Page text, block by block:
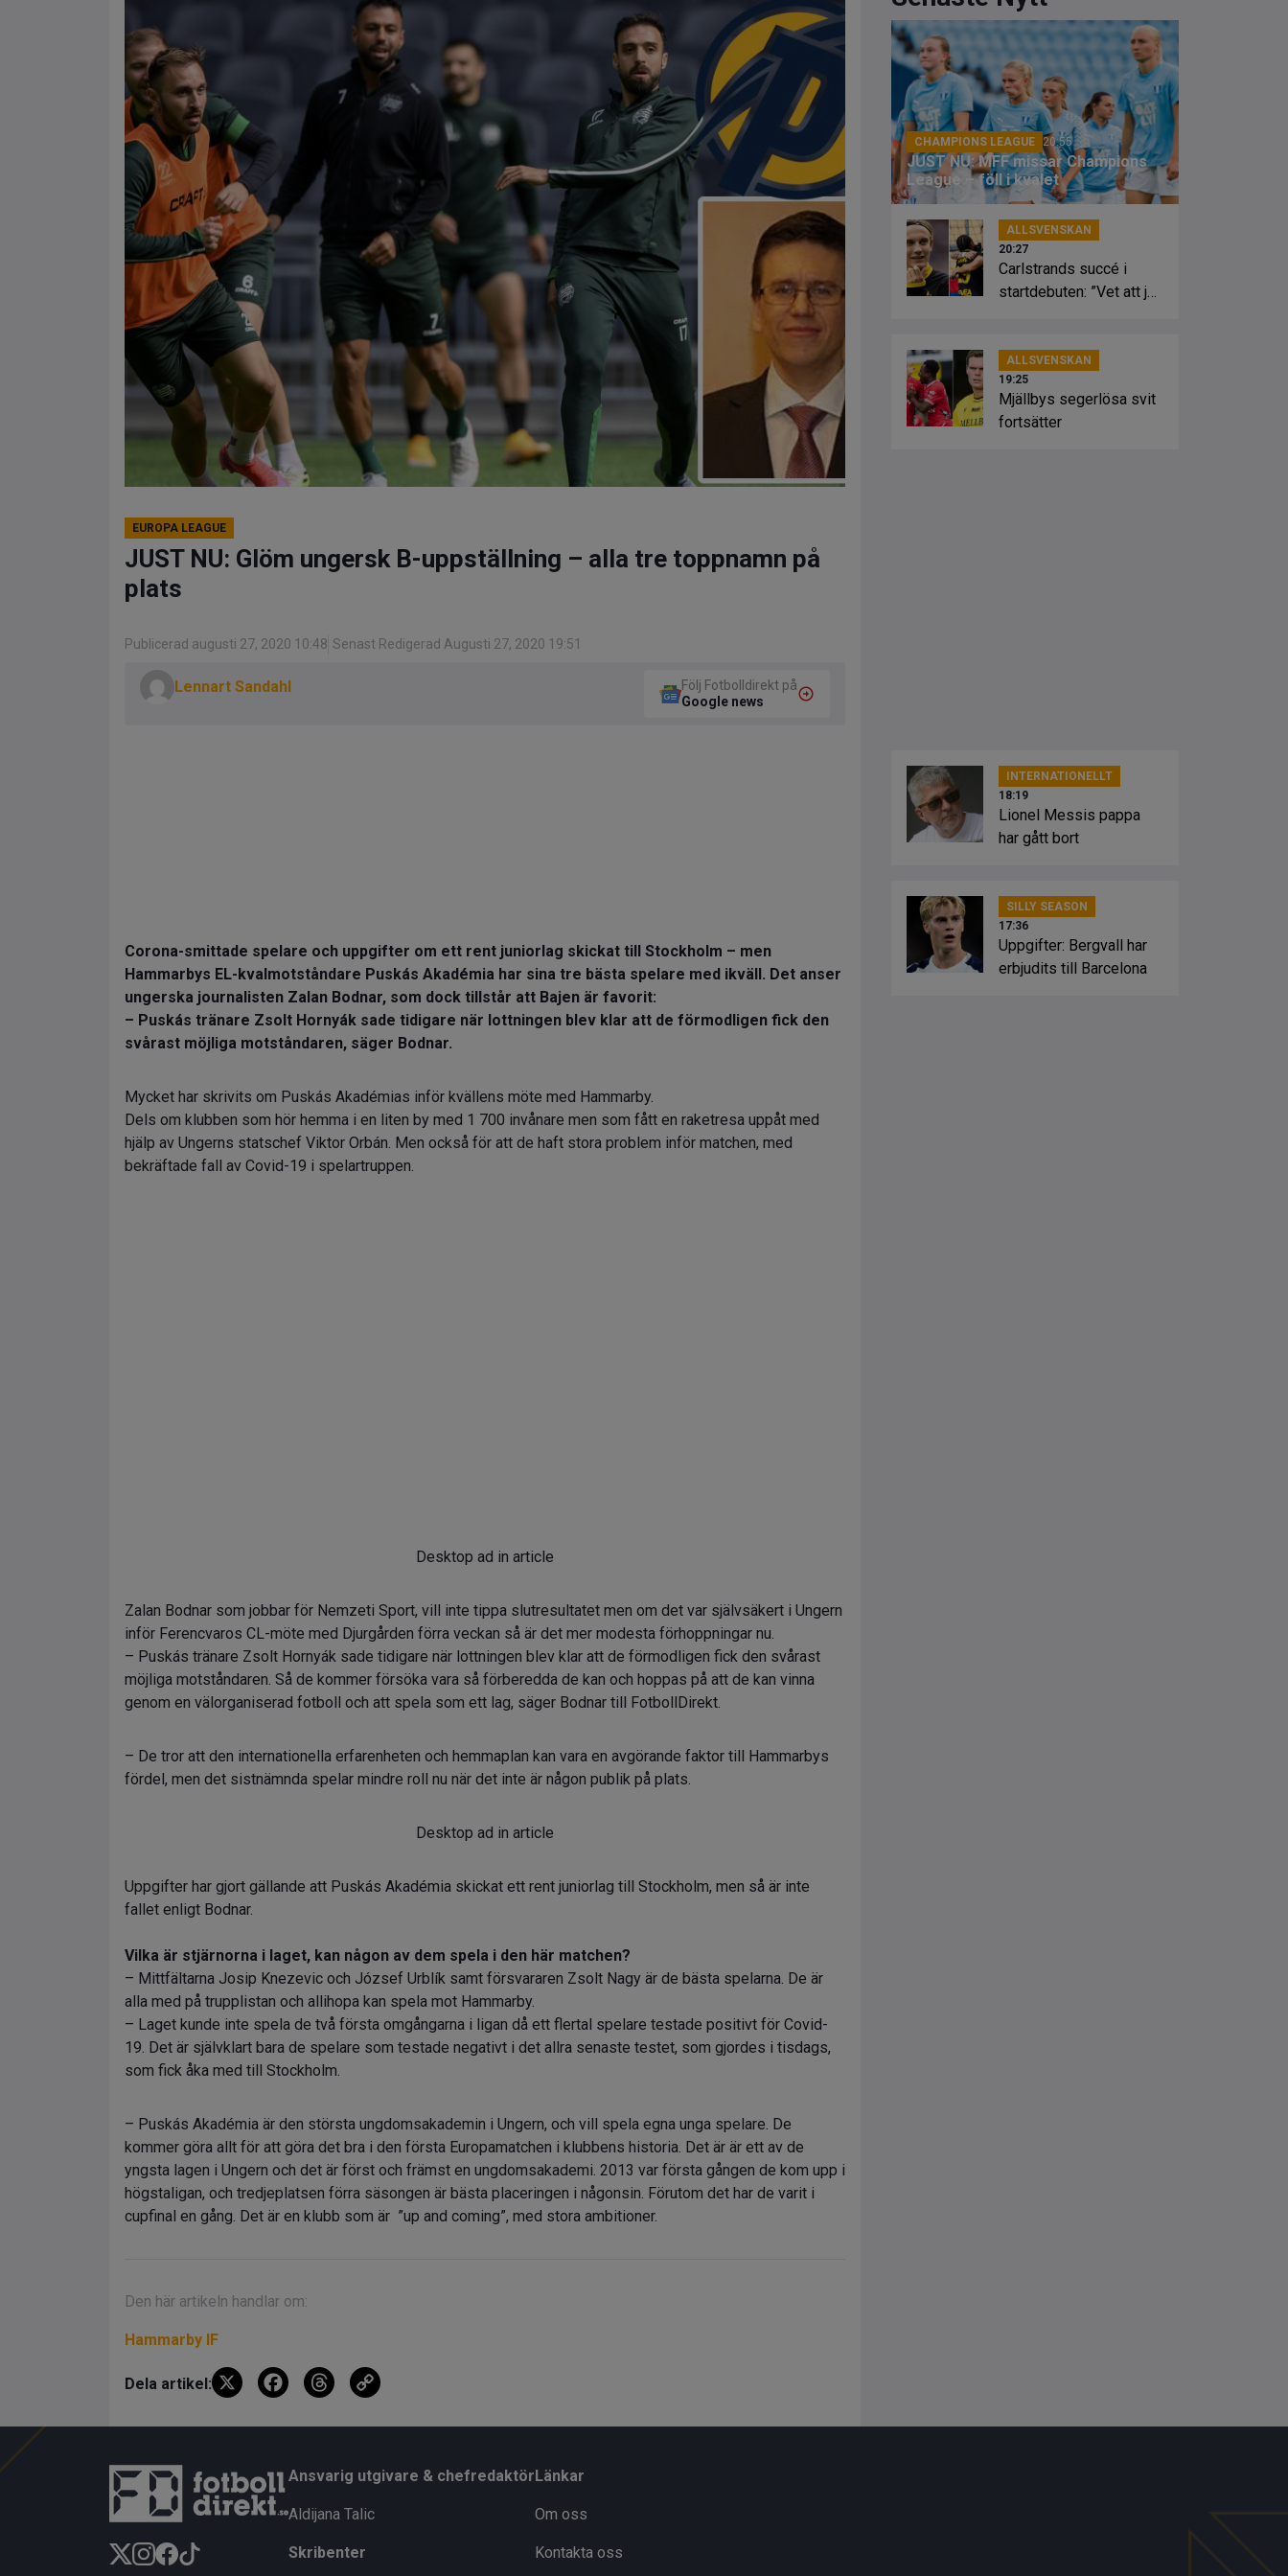
EUROPA LEAGUE
JUST NU: Glöm ungersk B-uppställning – alla tre toppnamn på
plats
Publicerad augusti 27, 2020 10:48 Senast Redigerad Augusti 27, 2020 19:51
Lennart Sandahl
Följ Fotbolldirekt på
Google news
Corona-smittade spelare och uppgifter om ett rent juniorlag skickat till Stockholm – men
Hammarbys EL-kvalmotståndare Puskás Akadémia har sina tre bästa spelare med ikväll. Det anser
ungerska journalisten Zalan Bodnar, som dock tillstår att Bajen är favorit:
– Puskás tränare Zsolt Hornyák sade tidigare när lottningen blev klar att de förmodligen fick den
svårast möjliga motståndaren, säger Bodnar.
Mycket har skrivits om Puskás Akadémias inför kvällens möte med Hammarby.
Dels om klubben som hör hemma i en liten by med 1 700 invånare men som fått en raketresa uppåt med
hjälp av Ungerns statschef Viktor Orbán. Men också för att de haft stora problem inför matchen, med
bekräftade fall av Covid-19 i spelartruppen.
Desktop ad in article
Zalan Bodnar som jobbar för Nemzeti Sport, vill inte tippa slutresultatet men om det var självsäkert i Ungern
inför Ferencvaros CL-möte med Djurgården förra veckan så är det mer modesta förhoppningar nu.
– Puskás tränare Zsolt Hornyák sade tidigare när lottningen blev klar att de förmodligen fick den svårast
möjliga motståndaren. Så de kommer försöka vara så förberedda de kan och hoppas på att de kan vinna
genom en välorganiserad fotboll och att spela som ett lag, säger Bodnar till FotbollDirekt.
– De tror att den internationella erfarenheten och hemmaplan kan vara en avgörande faktor till Hammarbys
fördel, men det sistnämnda spelar mindre roll nu när det inte är någon publik på plats.
Desktop ad in article
Uppgifter har gjort gällande att Puskás Akadémia skickat ett rent juniorlag till Stockholm, men så är inte
fallet enligt Bodnar.
Vilka är stjärnorna i laget, kan någon av dem spela i den här matchen?
– Mittfältarna Josip Knezevic och József Urblík samt försvararen Zsolt Nagy är de bästa spelarna. De är
alla med på trupplistan och allihopa kan spela mot Hammarby.
– Laget kunde inte spela de två första omgångarna i ligan då ett flertal spelare testade positivt för Covid-
19. Det är självklart bara de spelare som testade negativt i det allra senaste testet, som gjordes i tisdags,
som fick åka med till Stockholm.
– Puskás Akadémia är den största ungdomsakademin i Ungern, och vill spela egna unga spelare. De
kommer göra allt för att göra det bra i den första Europamatchen i klubbens historia. Det är är ett av de
yngsta lagen i Ungern och det är först och främst en ungdomsakademi. 2013 var första gången de kom upp i
högstaligan, och tredjeplatsen förra säsongen är bästa placeringen i någonsin. Förutom det har de varit i
cupfinal en gång. Det är en klubb som är ”up and coming”, med stora ambitioner.
Den här artikeln handlar om:
Hammarby IF
Dela artikel: X
F
b
o
k
T
a
d
Li
CHAMPIONS LEAGUE 20:55
JUST NU: MFF missar Champions
League – föll i kvalet
ALLSVENSKAN
20:27
Carlstrands succé i
startdebuten: ”Vet att jag
ALLSVENSKAN
19:25
Mjällbys segerlösa svit
fortsätter
INTERNATIONELLT
18:19
Lionel Messis pappa
har gått bort
SILLY SEASON
17:36
Uppgifter: Bergvall har
erbjudits till Barcelona
Ansvarig utgivare & chefredaktör
Aldijana Talic
Skribenter
Länkar
Om oss
Kontakta oss